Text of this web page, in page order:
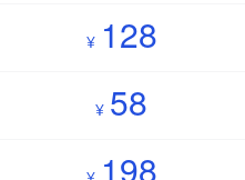
¥ 128
¥ 58
198